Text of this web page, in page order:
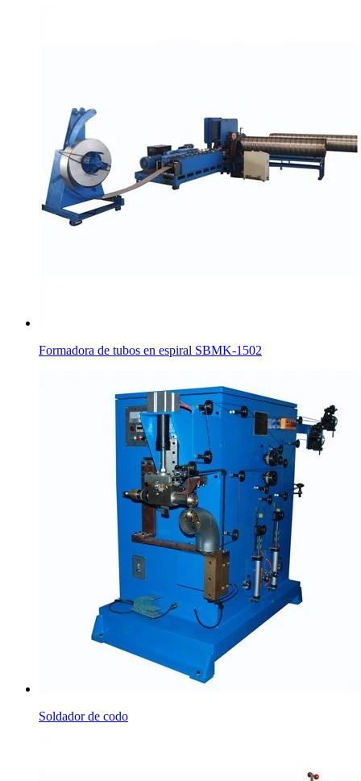
Formadora de tubos en espiral SBMK-1502
Soldador de codo